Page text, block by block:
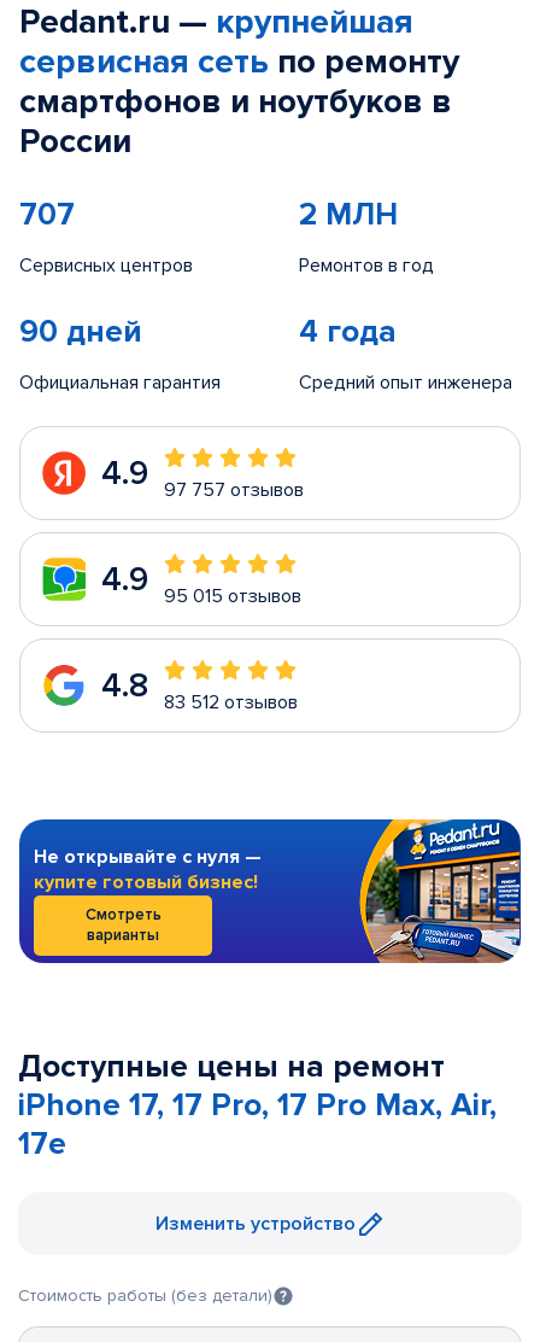
Pedant.ru — крупнейшая
сервисная сеть по ремонту
смартфонов и ноутбуков в
России
707
Сервисных центров
2 МЛН
Ремонтов в год
90 дней
Официальная гарантия
4 года
Средний опыт инженера
4.9 97 757 отзывов
4.9 95 015 отзывов
4.8 83 512 отзывов
Не открывайте с нуля —
купите готовый бизнес!
Смотреть
варианты
Доступные цены на ремонт
iPhone 17, 17 Pro, 17 Pro Max, Air,
17e
Изменить устройство
Стоимость работы (без детали)